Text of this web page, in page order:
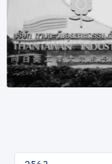
การพัฒนาอย่างยั่งยืน
การกำกับดูแลกิจการที่ดี
ข่าวสารและกิจกรรม